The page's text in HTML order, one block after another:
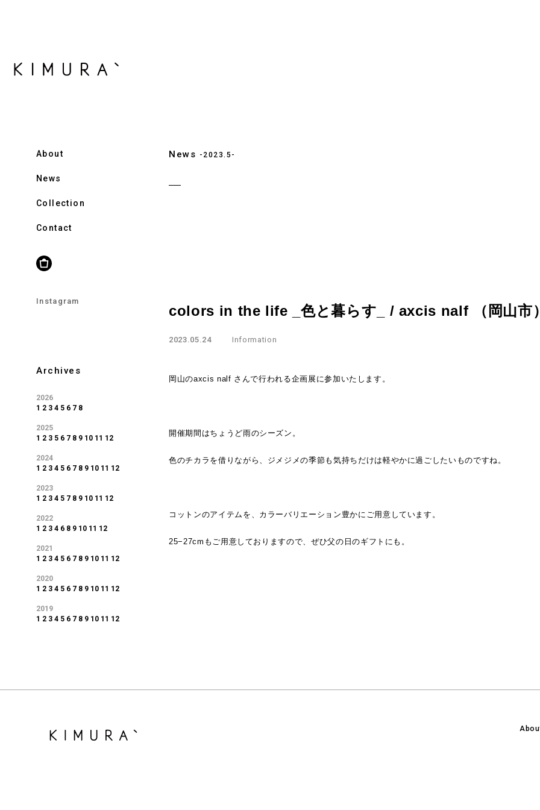
About
News
Collection
Contact
Instagram
Archives
2026
8
7
6
5
4
3
2
1
2025
12
11
10
9
8
7
6
5
3
2
1
2024
12
11
10
9
8
7
6
5
4
3
2
1
2023
12
11
10
9
8
7
5
4
3
2
1
2022
12
11
10
9
8
6
4
3
2
1
2021
12
11
10
9
8
7
6
5
4
3
2
1
2020
12
11
10
9
8
7
6
5
4
3
2
1
2019
12
11
10
9
8
7
6
5
4
3
2
1
News -2023.5-
colors in the life _色と暮らす_ / axcis nalf （岡山市）
2023.05.24 Information
岡山のaxcis nalf さんで行われる企画展に参加いたします。
開催期間はちょうど雨のシーズン。
色のチカラを借りながら、ジメジメの季節も気持ちだけは軽やかに過ごしたいものですね。
コットンのアイテムを、カラーバリエーション豊かにご用意しています。
25−27cmもご用意しておりますので、ぜひ父の日のギフトにも。